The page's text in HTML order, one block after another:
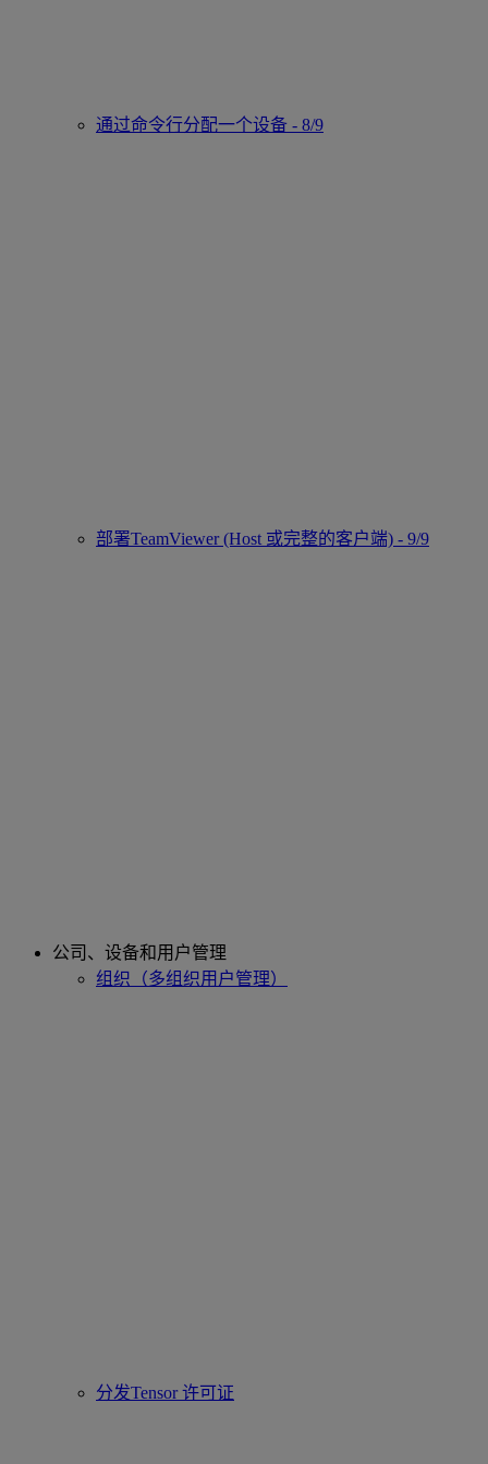
通过命令行分配一个设备 - 8/9
部署TeamViewer (Host 或完整的客户端) - 9/9
公司、设备和用户管理
组织（多组织用户管理）
分发Tensor 许可证